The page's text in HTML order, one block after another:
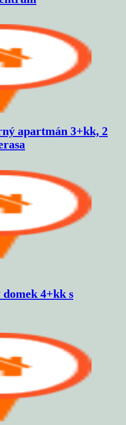
apartmán 3+kk, 2
4+kk s